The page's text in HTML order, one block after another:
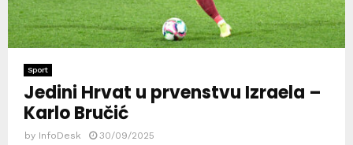
Sport
Jedini Hrvat u prvenstvu Izraela –
Karlo Bručić
by InfoDesk 30/09/2025